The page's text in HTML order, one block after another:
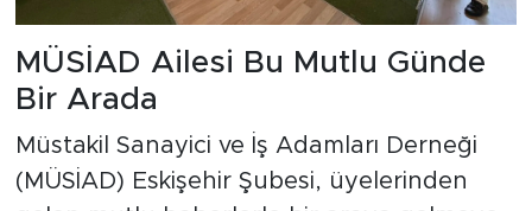
MÜSİAD Ailesi Bu Mutlu Günde
Bir Arada
Müstakil Sanayici ve İş Adamları Derneği
(MÜSİAD) Eskişehir Şubesi, üyelerinden